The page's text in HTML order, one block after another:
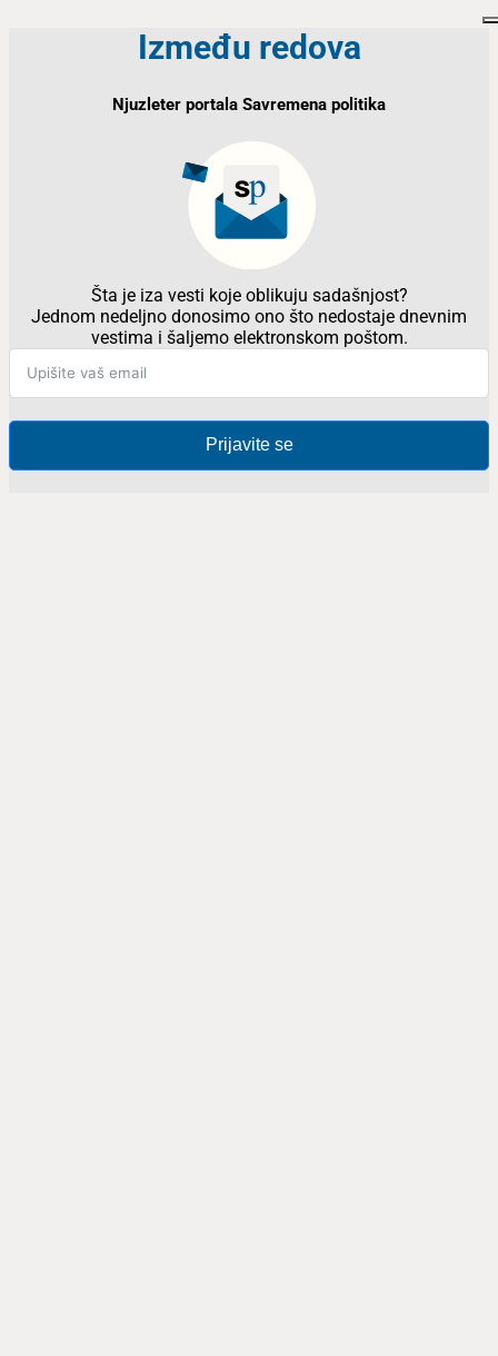
Između redova
Njuzleter portala Savremena politika
Šta je iza vesti koje oblikuju sadašnjost?
Jednom nedeljno donosimo ono što nedostaje dnevnim
vestima i šaljemo elektronskom poštom.
Prijavite se